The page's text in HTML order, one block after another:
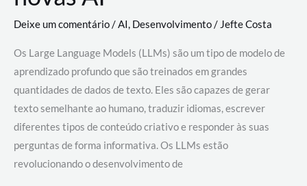
Deixe um comentário/AI, Desenvolvimento/ Jefte Costa
Os Large Language Models (LLMs) são um tipo de modelo de
aprendizado profundo que são treinados em grandes
quantidades de dados de texto. Eles são capazes de gerar
texto semelhante ao humano, traduzir idiomas, escrever
diferentes tipos de conteúdo criativo e responder às suas
perguntas de forma informativa. Os LLMs estão
revolucionando o desenvolvimento de